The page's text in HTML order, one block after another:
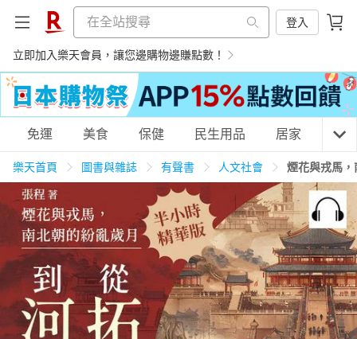
登入
立即加入樂天會員，讓您邊購物邊賺點數！
購物網分類
天天免運 美食蛋糕 養生保健 民生用品
居家生活 3C家電 運動休閒 親子玩具
免運 美食 保健 民生用品 居家 3C
樂天首頁 圖書與雜誌 有聲書 人文社會 煙花與戎馬